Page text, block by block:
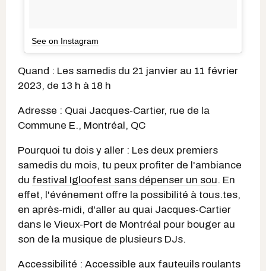
See on Instagram
Quand : Les samedis du 21 janvier au 11 février
2023, de 13 h à 18 h
Adresse : Quai Jacques-Cartier, rue de la
Commune E., Montréal, QC
Pourquoi tu dois y aller : Les deux premiers
samedis du mois, tu peux profiter de l'ambiance
du festival Igloofest sans dépenser un sou. En
effet, l'événement offre la possibilité à tous.tes,
en après-midi, d'aller au quai Jacques-Cartier
dans le Vieux-Port de Montréal pour bouger au
son de la musique de plusieurs DJs.
Accessibilité : Accessible aux fauteuils roulants